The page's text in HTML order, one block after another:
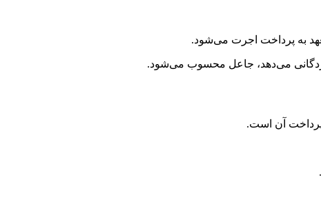
به پرداخت اجرت می‌شود.
می‌دهد، جاعل محسوب می‌شود.
آن است.